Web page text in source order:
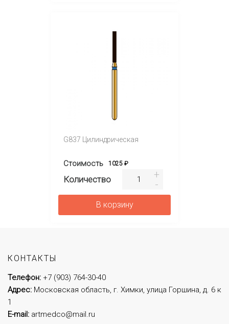
G837 Цилиндрическая
Стоимость 1025 ₽
Количество
В корзину
КОНТАКТЫ
Телефон: +7 (903) 764-30-40
Адрес: Московская область, г. Химки, улица Горшина, д. 6 к
1
E-mail: artmedco@mail.ru